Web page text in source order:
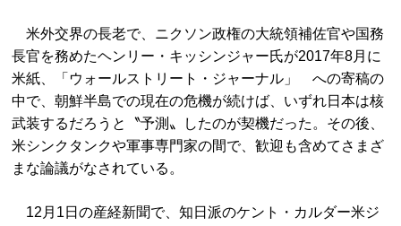
米外交界の長老で、ニクソン政権の大統領補佐官や国務
長官を務めたヘンリー・キッシンジャー氏が2017年8月に
米紙、「ウォールストリート・ジャーナル」 への寄稿の
中で、朝鮮半島での現在の危機が続けば、いずれ日本は核
武装するだろうと〝予測〟したのが契機だった。その後、
米シンクタンクや軍事専門家の間で、歓迎も含めてさまざ
まな論議がなされている。
12月1日の産経新聞で、知日派のケント・カルダー米ジ